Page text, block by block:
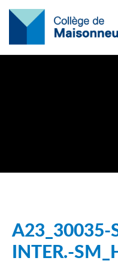
A23_30035-
INTER.-